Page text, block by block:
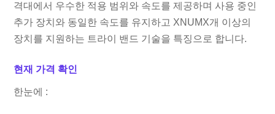
격대에서 우수한 적용 범위와 속도를 제공하며 사용 중인
추가 장치와 동일한 속도를 유지하고 XNUMX개 이상의
장치를 지원하는 트라이 밴드 기술을 특징으로 합니다.
현재 가격 확인
한눈에 :